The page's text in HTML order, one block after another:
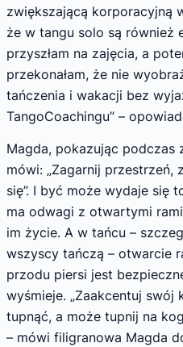
zwiększającą korporacyjną
że w tangu solo są również
przyszłam na zajęcia, a
przekonałam, że nie
tańczenia i wakacji bez
TangoCoachingu” –
Magda, pokazując podczas
mówi: „Zagarnij przestrzeń,
się”. I być może wydaje się
ma odwagi z otwartymi
im życie. A w tańcu –
wszyscy tańczą – otwarcie
przodu piersi jest
wyśmieje. „Zaakcentuj swój
tupnąć, a może tupnij na
– mówi filigranowa Magda